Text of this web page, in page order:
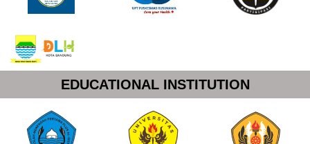
EDUCATIONAL INSTITUTION